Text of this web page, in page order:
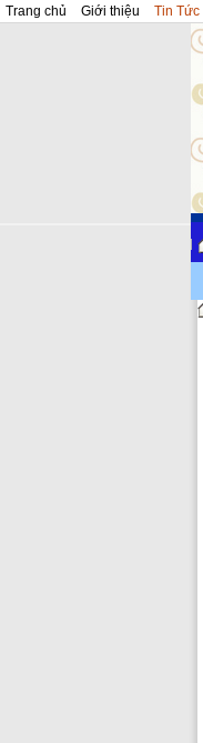
Trang chủ Giới thiệu Tin Tức